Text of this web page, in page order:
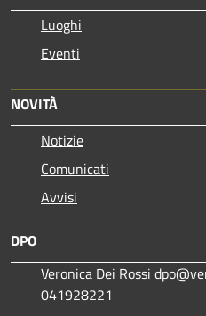
Luoghi
Eventi
NOVITÀ
Notizie
Comunicati
Avvisi
DPO
Veronica Dei Rossi
041928221